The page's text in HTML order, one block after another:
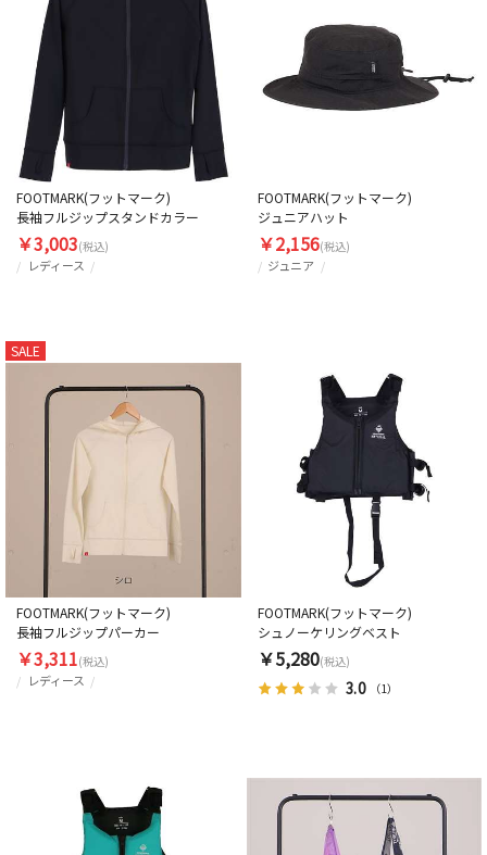
レディース
FOOTMARK(フットマーク)
長袖フルジップスタンドカラー
￥3,003(税込)
ジュニア
FOOTMARK(フットマーク)
ジュニアハット
￥2,156(税込)
SALE
レディース
FOOTMARK(フットマーク)
長袖フルジップパーカー
￥3,311(税込)
3.0 （1）
FOOTMARK(フットマーク)
シュノーケリングベスト
￥5,280(税込)